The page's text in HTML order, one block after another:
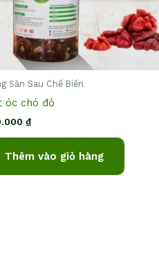
Sản Sau Chế Biến
óc chó đỏ
₫
Thêm vào giỏ hàng